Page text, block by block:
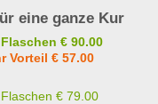
eine ganze Kur
€ 90.00
Vorteil € 57.00
€ 79.00